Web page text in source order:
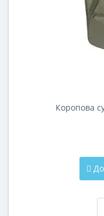
Коропова